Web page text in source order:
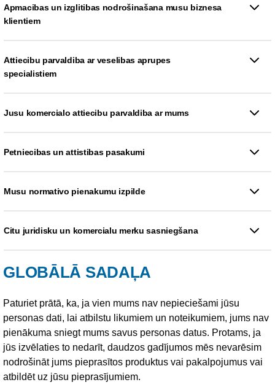
Apmacibas un izglitibas nodrošinašana musu biznesa
klientiem
Attiecibu parvaldiba ar veselibas aprupes
specialistiem
Jusu komercialo attiecibu parvaldiba ar mums
Petniecibas un attistibas pasakumi
Musu normativo pienakumu izpilde
Citu juridisku un komercialu merku sasniegšana
GLOBĀLĀ SADAĻA
Paturiet prātā, ka, ja vien mums nav nepieciešami jūsu
personas dati, lai atbilstu likumiem un noteikumiem, jums nav
pienākuma sniegt mums savus personas datus. Protams, ja
jūs izvēlaties to nedarīt, daudzos gadījumos mēs nevarēsim
nodrošināt jums pieprasītos produktus vai pakalpojumus vai
atbildēt uz jūsu pieprasījumiem.